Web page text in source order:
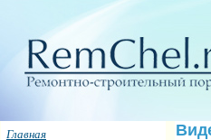
Главная